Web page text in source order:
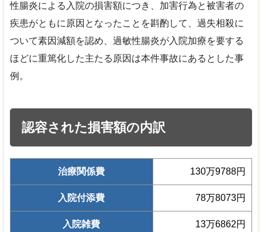
性腸炎による入院の損害額につき、加害行為と被害者の
疾患がともに原因となったことを斟酌して、過失相殺に
ついて素因減額を認め、過敏性腸炎が入院加療を要する
ほどに重篤化した主たる原因は本件事故にあるとした事
例。
認容された損害額の内訳
治療関係費 130万9788円
入院付添費 78万8073円
入院雑費 13万6862円